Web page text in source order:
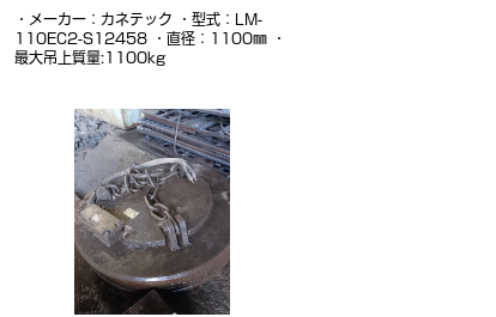
・メーカー：カネテック ・型式：LM-
110EC2-S12458 ・直径：1100㎜ ・
最大吊上質量:1100kg